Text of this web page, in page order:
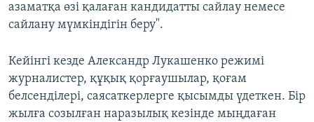
азаматқа өзі қалаған кандидатты сайлау немесе
сайлану мүмкіндігін беру".
Кейінгі кезде Александр Лукашенко режимі
журналистер, құқық қорғаушылар, қоғам
белсенділері, саясаткерлерге қысымды үдеткен. Бір
жылға созылған наразылық кезінде мыңдаған